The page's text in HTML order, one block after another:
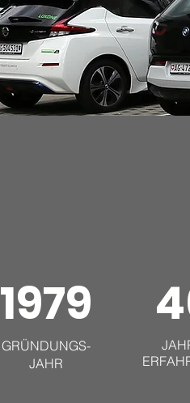
1979
GRÜNDUNGS-
JAHR